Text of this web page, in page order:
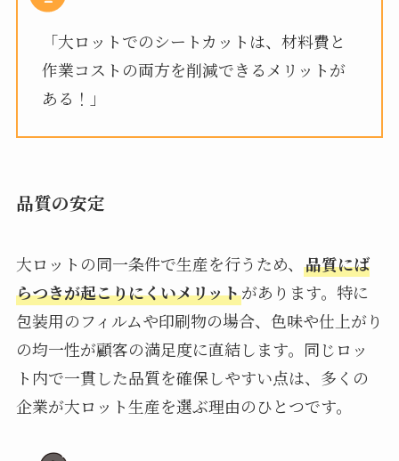
「大ロットでのシートカットは、材料費と
作業コストの両方を削減できるメリットが
ある！」
品質の安定
大ロットの同一条件で生産を行うため、 品質にば
らつきが起こりにくいメリットがあります。特に
包装用のフィルムや印刷物の場合、色味や仕上がり
の均一性が顧客の満足度に直結します。同じロッ
ト内で一貫した品質を確保しやすい点は、多くの
企業が大ロット生産を選ぶ理由のひとつです。